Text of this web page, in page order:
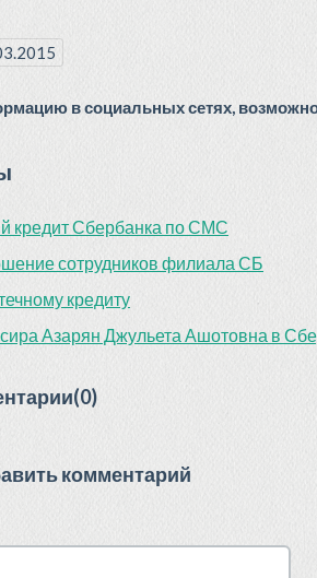
в социальных сетях,
кредит Сбербанка по СМС
сотрудников филиала СБ
кредиту
Азарян Джульета Ашотовна в
комментарий